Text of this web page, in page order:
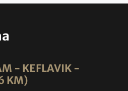
- KEFLAVIK -
KM)